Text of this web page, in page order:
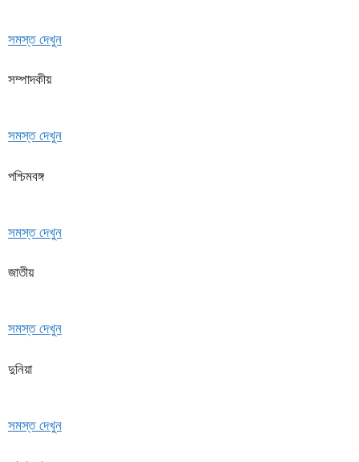
সমস্ত দেখুন
সম্পাদকীয়
সমস্ত দেখুন
পশ্চিমবঙ্গ
সমস্ত দেখুন
জাতীয়
সমস্ত দেখুন
দুনিয়া
সমস্ত দেখুন